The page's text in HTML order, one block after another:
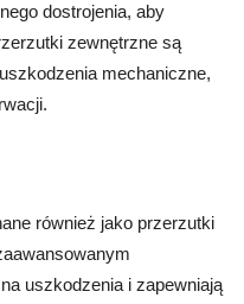
dostrojenia, aby
zewnętrzne są
mechaniczne,
również jako przerzutki
uszkodzenia i zapewniają